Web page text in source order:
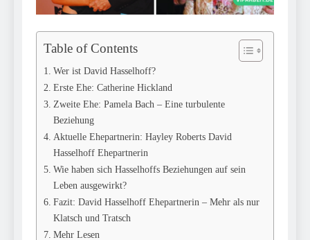
Table of Contents
Wer ist David Hasselhoff?
Erste Ehe: Catherine Hickland
Zweite Ehe: Pamela Bach – Eine turbulente
Beziehung
Aktuelle Ehepartnerin: Hayley Roberts David
Hasselhoff Ehepartnerin
Wie haben sich Hasselhoffs Beziehungen auf sein
Leben ausgewirkt?
Fazit: David Hasselhoff Ehepartnerin – Mehr als nur
Klatsch und Tratsch
Mehr Lesen